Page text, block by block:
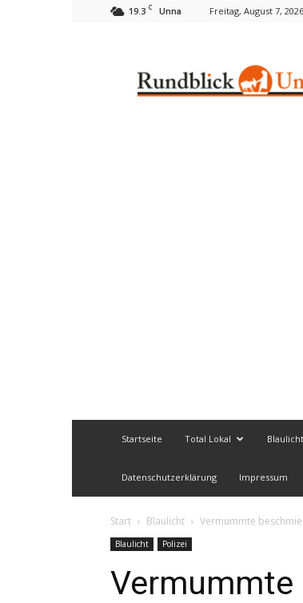
19.3 C Unna Freitag, August 7, 2026
Startseite Total Lokal Blaulicht
Datenschutzerklärung Impressum
Start Blaulicht Vermummte
Blaulicht Polizei
Vermummte